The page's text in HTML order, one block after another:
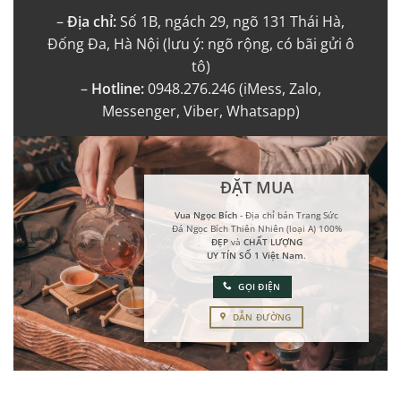
–Địa chỉ:Số 1B, ngách 29, ngõ 131 Thái Hà,
Đống Đa, Hà Nội (lưu ý: ngõ rộng, có bãi gửi ô
tô)
– Hotline:0948.276.246 (iMess, Zalo,
Messenger, Viber, Whatsapp)
ĐẶT MUA
Vua Ngọc Bích - Địa chỉ bán Trang Sức
Đá Ngọc Bích Thiên Nhiên (loại A) 100%
ĐẸPvà CHẤT LƯỢNG
UY TÍN SỐ 1 Việt Nam.
GỌI ĐIỆN
DẪN ĐƯỜNG